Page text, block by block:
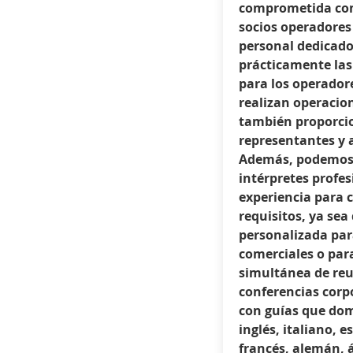
comprometida
socios
personal
prácticamente
para los
realizan
también
representantes y
Además,
intérpretes
experiencia para
requisitos, ya sea
personalizada
comerciales o
simultánea de
conferencias
con guías que
inglés, italiano,
francés, alemán,